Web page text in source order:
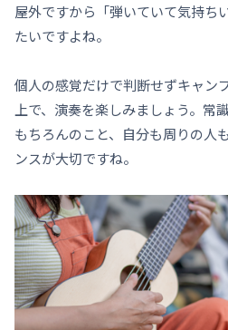
屋外ですから「弾いていて気持ち
たいですよね。
個人の感覚だけで判断せずキャン
上で、演奏を楽しみましょう。常
もちろんのこと、自分も周りの人
ンスが大切ですね。